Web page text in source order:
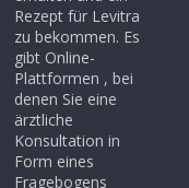
Rezept für Levitra
zu bekommen. Es
gibt Online-
Plattformen , bei
denen Sie eine
ärztliche
Konsultation in
Form eines
Fragebogens